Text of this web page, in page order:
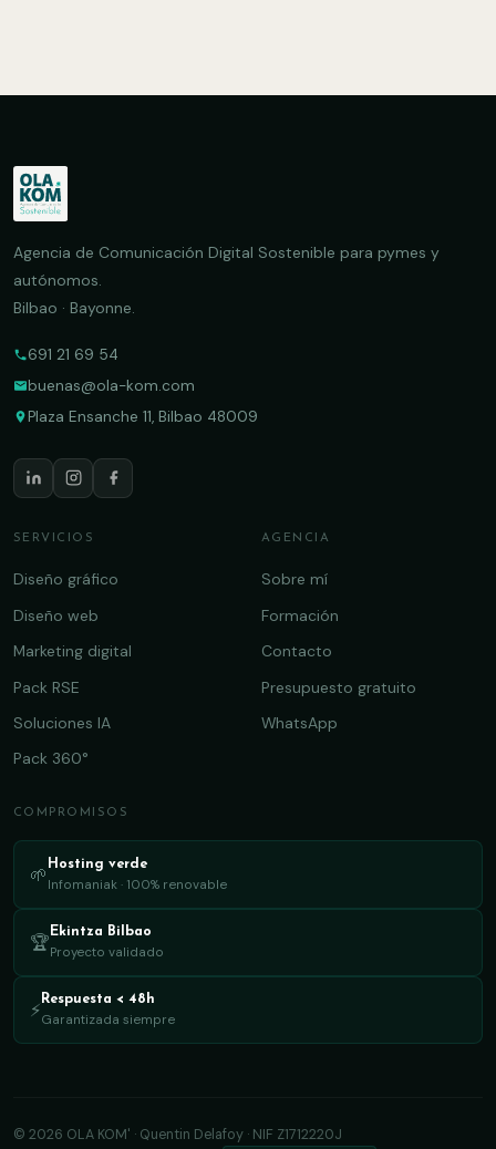
Agencia de Comunicación Digital Sostenible para pymes y
autónomos.
Bilbao · Bayonne.
691 21 69 54
buenas@ola-kom.com
Plaza Ensanche 11, Bilbao 48009
SERVICIOS
Diseño gráfico
Diseño web
Marketing digital
Pack RSE
Soluciones IA
Pack 360°
AGENCIA
Sobre mí
Formación
Contacto
Presupuesto gratuito
WhatsApp
COMPROMISOS
🌱 Hosting verde
Infomaniak · 100% renovable
🏆 Ekintza Bilbao
Proyecto validado
⚡ Respuesta < 48h
Garantizada siempre
© 2026 OLA KOM' · Quentin Delafoy · NIF Z1712220J